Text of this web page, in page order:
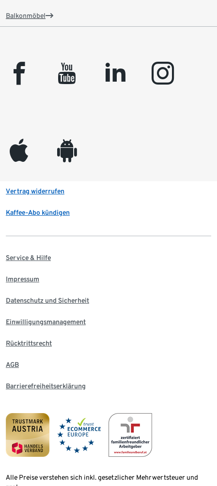
Balkonmöbel
facebook youtube linkedin instagram
appleinc android
Vertrag widerrufen
Kaffee-Abo kündigen
Service & Hilfe
Impressum
Datenschutz und Sicherheit
Einwilligungsmanagement
Rücktrittsrecht
AGB
Barrierefreiheitserklärung
Alle Preise verstehen sich inkl. gesetzlicher Mehrwertsteuer und